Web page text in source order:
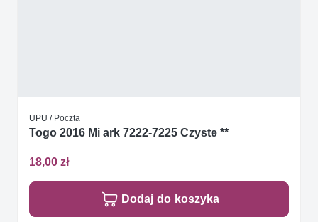
UPU / Poczta
Togo 2016 Mi ark 7222-7225 Czyste **
18,00 zł
Dodaj do koszyka